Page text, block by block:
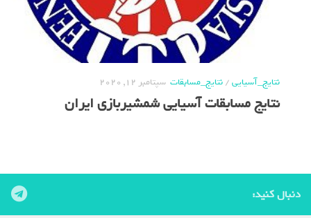
نتایج_آسیایی/نتایج_مسابقات سپتامبر 12, 2020
نتایج مسابقات آسیایی شمشیربازی ایران
دنبال کنید: